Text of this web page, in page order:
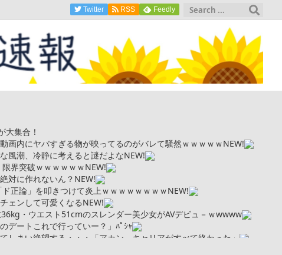
Twitter RSS Feedly
大集合！
画内にヤバすぎる物が映ってるのがバレて騒然ｗｗｗｗｗNEW!
風潮、冷静に考えると謎だよなNEW!
限界突破ｗｗｗｗｗｗNEW!
対に作れないん？ NEW!
ド正論」を叩きつけて炎上ｗｗｗｗｗｗｗｗNEW!
ェンして可愛くなるNEW!
36kg・ウエスト51cmのスレンダー美少女がAVデビュ－ｗwwww
デートこれで行っていー？」ﾊﾟｼｬ
しまい絶望する・・・「アカン、キャリアがすべて終わった」